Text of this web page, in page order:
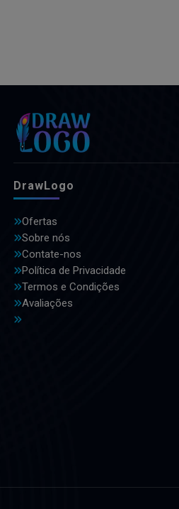
DrawLogo
Ofertas
Sobre nós
Contate-nos
Política de Privacidade
Termos e Condições
Avaliações